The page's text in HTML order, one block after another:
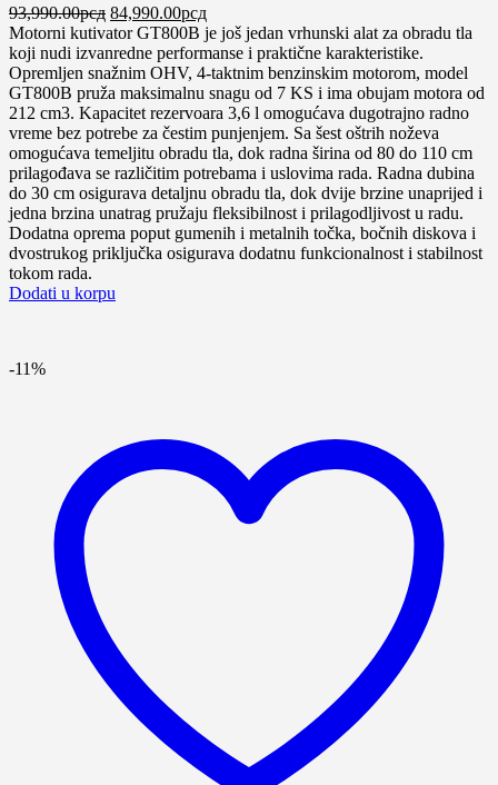
93,990.00рсд Оригинална
цена
је
била:
93,990.00рсд.
84,990.00рсдТренутна
цена
је:
84,990.00рсд.
Motorni kutivator GT800B je još jedan vrhunski alat za obradu tla
koji nudi izvanredne performanse i praktične karakteristike.
Opremljen snažnim OHV, 4-taktnim benzinskim motorom, model
GT800B pruža maksimalnu snagu od 7 KS i ima obujam motora od
212 cm3. Kapacitet rezervoara 3,6 l omogućava dugotrajno radno
vreme bez potrebe za čestim punjenjem. Sa šest oštrih noževa
omogućava temeljitu obradu tla, dok radna širina od 80 do 110 cm
prilagođava se različitim potrebama i uslovima rada. Radna dubina
do 30 cm osigurava detaljnu obradu tla, dok dvije brzine unaprijed i
jedna brzina unatrag pružaju fleksibilnost i prilagodljivost u radu.
Dodatna oprema poput gumenih i metalnih točka, bočnih diskova i
dvostrukog priključka osigurava dodatnu funkcionalnost i stabilnost
tokom rada.
Dodati u korpu
-11%